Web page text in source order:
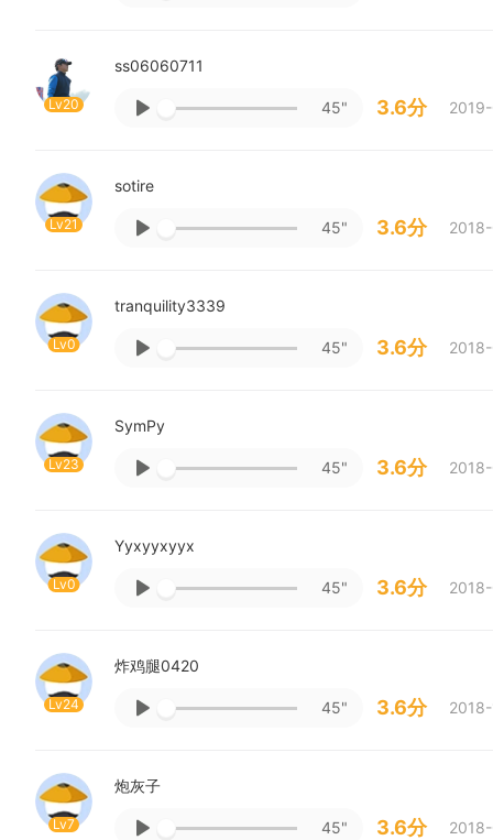
Lv20
ss06060711
45" 3.6分
Lv21
sotire
45" 3.6分
Lv0
tranquility3339
45" 3.6分
Lv23
SymPy
45" 3.6分
Lv0
Yyxyyxyyx
45" 3.6分
Lv24
炸鸡腿0420
45" 3.6分
Lv7
炮灰子
45" 3.6分